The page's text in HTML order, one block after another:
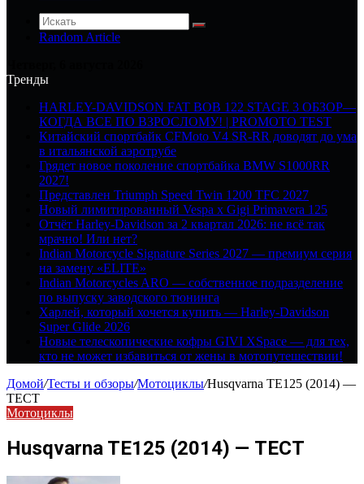
Random Article
Тренды
HARLEY-DAVIDSON FAT BOB 122 STAGE 3 ОБЗОР—
КОГДА ВСЕ ПО ВЗРОСЛОМУ! | PROMOTO TEST
Китайский спортбайк CFMoto V4 SR-RR доводят до ума
в итальянской аэротрубе
Грядет новое поколение спортбайка BMW S1000RR
2027!
Представлен Triumph Speed Twin 1200 TFC 2027
Новый лимитированный Vespa x Gigi Primavera 125
Отчёт Harley-Davidson за 2 квартал 2026: не всё так
мрачно! Или нет?
Indian Motorcycle Signature Series 2027 — премиум серия
на замену «ELITE»
Indian Motorcycles ARO — собственное подразделение
по выпуску заводского тюнинга
Харлей, который хочется купить — Harley-Davidson
Super Glide 2026
Новые телескопические кофры GIVI XSpace — для тех,
кто не может избавиться от жены в мотопутешествии!
Домой/Тесты и обзоры/Мотоциклы/Husqvarna TE125 (2014) —
ТЕСТ
Мотоциклы
Husqvarna TE125 (2014) — ТЕСТ